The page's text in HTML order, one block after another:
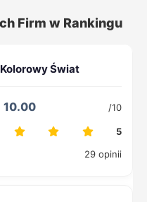
Firm w Rankingu
10.00 /10
5
29 opinii